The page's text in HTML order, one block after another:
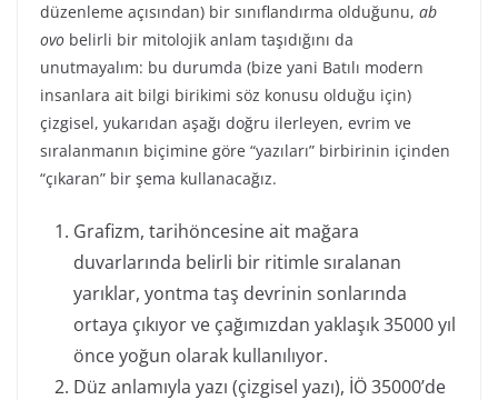
düzenleme açısından) bir sınıflandırma olduğunu, ab
ovo belirli bir mitolojik anlam taşıdığını da
unutmayalım: bu durumda (bize yani Batılı modern
insanlara ait bilgi birikimi söz konusu olduğu için)
çizgisel, yukarıdan aşağı doğru ilerleyen, evrim ve
sıralanmanın biçimine göre “yazıları” birbirinin içinden
“çıkaran” bir şema kullanacağız.
Grafizm, tarihöncesine ait mağara
duvarlarında belirli bir ritimle sıralanan
yarıklar, yontma taş devrinin sonlarında
ortaya çıkıyor ve çağımızdan yaklaşık 35000 yıl
önce yoğun olarak kullanılıyor.
Düz anlamıyla yazı (çizgisel yazı), İÖ 35000’de